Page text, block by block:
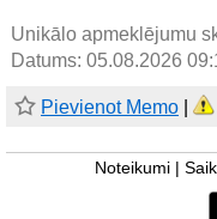
Unikālo apmeklējumu
Datums: 05.08.2026
Pievienot Memo
Noteikumi